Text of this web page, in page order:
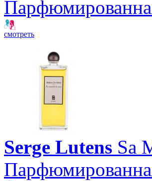
смотреть
Serge Lutens Sa